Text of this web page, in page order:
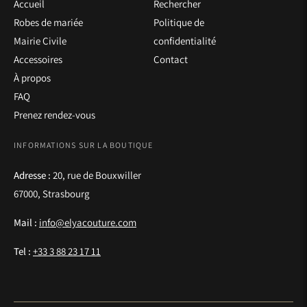
INFORMATIONS SUR LA BOUTIQUE
Adresse : 20, rue de Bouxwiller
67000, Strasbourg
Mail : info@elyacouture.com
Tel : +33 3 88 23 17 11
Accueil
Robes de mariée
Mairie Civile
Accessoires
À propos
FAQ
Prenez rendez-vous
Rechercher
Politique de
confidentialité
Contact